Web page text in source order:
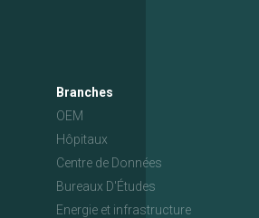
Branches
OEM
Hôpitaux
Centre de Données
Bureaux D'Études
Energie et infrastructure